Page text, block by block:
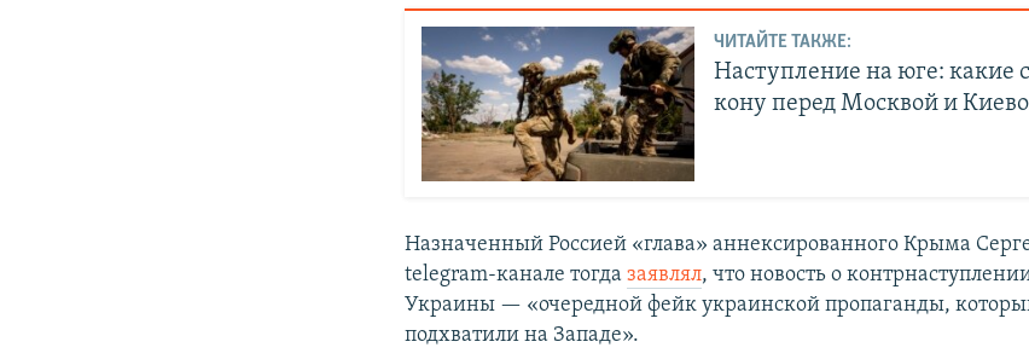
ЧИТАЙТЕ ТАКЖЕ:
Наступление на юге: какие
кону перед Москвой и
Назначенный Россией «глава» аннексированного Крыма
telegram-канале тогдазаявлял, что новость о
Украины — «очередной фейк украинской пропаганды,
подхватили на Западе».